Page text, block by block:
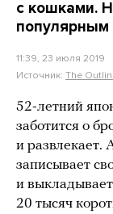
с кошками.
популярным
11:39, 23 июля 2019
Источник: The
52-летний
заботится о
и
записывает
и
20 тысяч